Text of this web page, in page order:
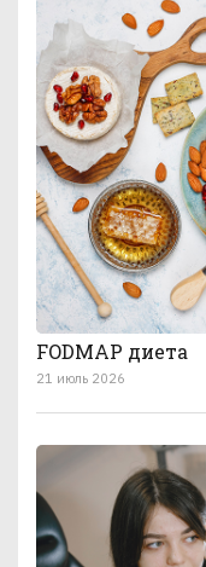
FODMAP диета
21 июль 2026